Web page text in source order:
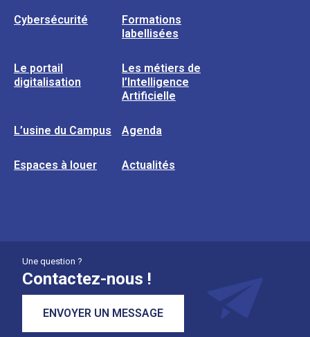
Cybersécurité
Formations
labellisées
Le portail
digitalisation
Les métiers de
l’Intelligence
Artificielle
L’usine du Campus Agenda
Espaces à louer Actualités
Une question ?
Contactez-nous !
ENVOYER UN MESSAGE